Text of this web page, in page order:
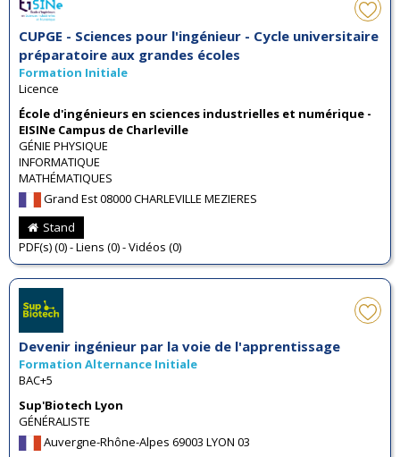
CUPGE - Sciences pour l'ingénieur - Cycle universitaire
préparatoire aux grandes écoles
Formation Initiale
Licence
École d'ingénieurs en sciences industrielles et numérique -
EISINe Campus de Charleville
GÉNIE PHYSIQUE
INFORMATIQUE
MATHÉMATIQUES
Grand Est 08000 CHARLEVILLE MEZIERES
Stand
PDF(s) (0) - Liens (0) - Vidéos (0)
Devenir ingénieur par la voie de l'apprentissage
Formation Alternance Initiale
BAC+5
Sup'Biotech Lyon
GÉNÉRALISTE
Auvergne-Rhône-Alpes 69003 LYON 03